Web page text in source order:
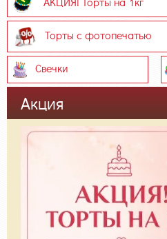
Торты с фотопечатью
Свечки
Акция